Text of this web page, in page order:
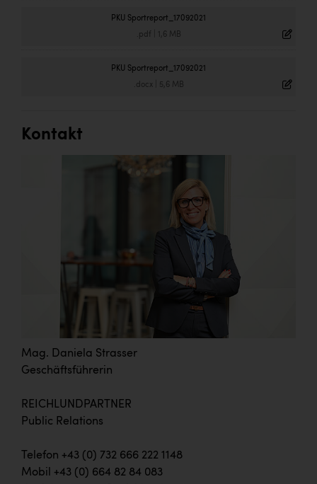
PKU Sportreport_17092021
.pdf 1,6 MB
PKU Sportreport_17092021
.docx| 5,6 MB
Kontakt
Mag. Daniela Strasser
Geschäftsführerin
REICHLUNDPARTNER
Public Relations
Telefon +43 (0) 732 666 222 1148
Mobil +43 (0) 664 82 84 083